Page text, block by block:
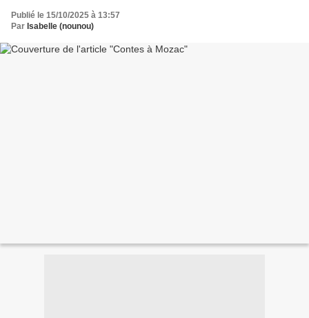
Publié le 15/10/2025 à 13:57
Par Isabelle (nounou)